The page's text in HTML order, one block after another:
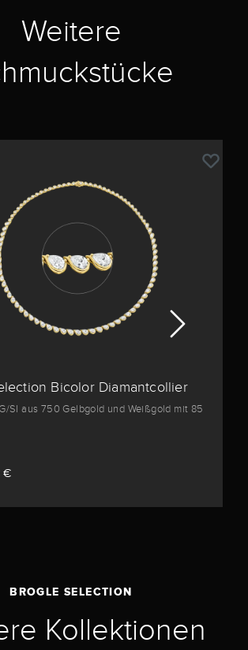
Weitere
Bicolor Diamantcollier
SI aus 750 Gelbgold und Weißgold mit 85
€
BROGLE SELECTION
Kollektionen